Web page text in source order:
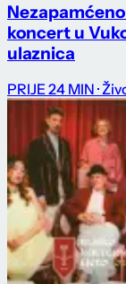
koncert u
ulaznica
PRIJE 24 MIN ·